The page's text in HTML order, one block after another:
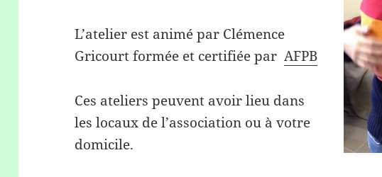
L’atelier est animé par Clémence
Gricourt formée et certifiée parAFPB
Ces ateliers peuvent avoir lieu dans
les locaux de l’association ou à votre
domicile.